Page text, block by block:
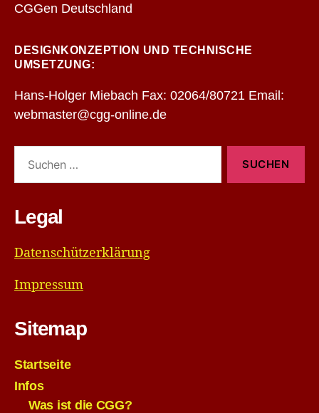
CGGen Deutschland
DESIGNKONZEPTION UND TECHNISCHE
UMSETZUNG:
Hans-Holger Miebach Fax: 02064/80721 Email:
webmaster@cgg-online.de
nach:
Legal
Datenschützerklärung
Impressum
Sitemap
Startseite
Infos
Was ist die CGG?